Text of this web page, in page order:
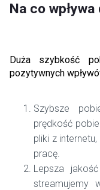
Na co
Duża szybkość
pozytywnych
Szybsze
prędkość
pliki z
pracę.
Lepsza
streamujemy